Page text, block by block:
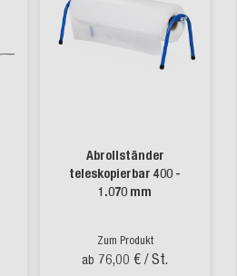
Abrollständer
teleskopierbar 400 -
1.070 mm
Zum Produkt
ab 76,00 € / St.